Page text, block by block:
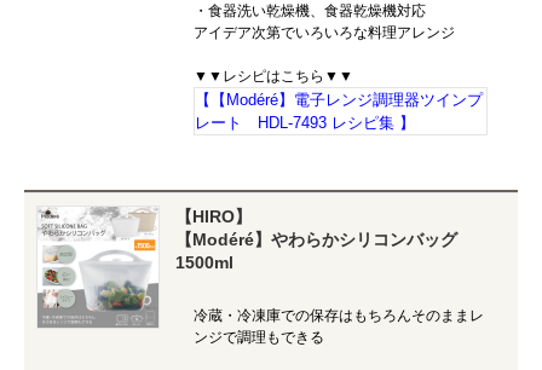
・食器洗い乾燥機、食器乾燥機対応
アイデア次第でいろいろな料理アレンジ
▼▼レシピはこちら▼▼
【【Modéré】電子レンジ調理器ツインプ
レート HDL-7493 レシピ集 】
【HIRO】
【Modéré】やわらかシリコンバッグ
1500ml
冷蔵・冷凍庫での保存はもちろんそのままレ
ンジで調理もできる